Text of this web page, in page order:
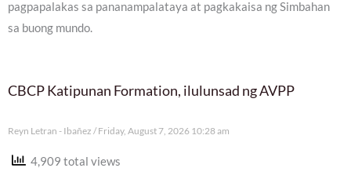
pagpapalakas sa pananampalataya at pagkakaisa ng Simbahan
sa buong mundo.
CBCP Katipunan Formation, ilulunsad ng AVPP
Reyn Letran - Ibañez Friday, August 7, 2026 10:28 am
4,909 total views